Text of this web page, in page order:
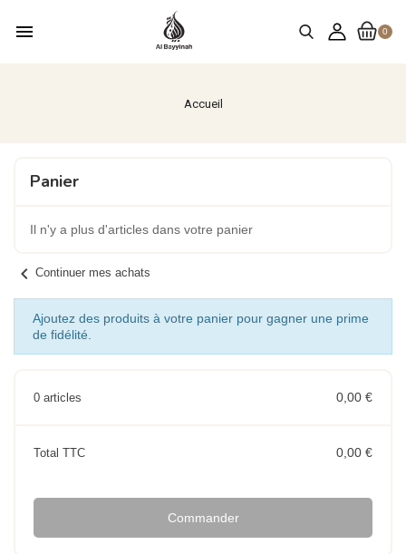
0
menu
Accueil
Panier
Il n'y a plus d'articles dans votre panier
chevron_left Continuer mes achats
Ajoutez des produits à votre panier pour gagner une prime
de fidélité.
0 articles 0,00 €
Total TTC 0,00 €
Commander